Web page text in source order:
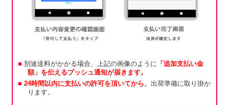
別途送料がかかる場合、上記の画像のように
「追加支払い金
額」を伝えるプッシュ通知が届きます。
24時間以内に支払いの許可を頂いてから、 出荷準備に取り掛か
ります。